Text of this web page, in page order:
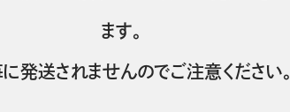
ます。
発送されませんのでご注意ください。